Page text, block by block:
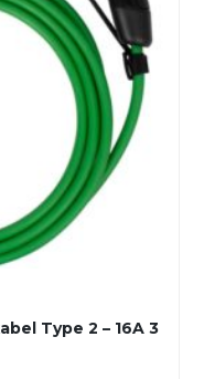
Type 2 – 16A 3